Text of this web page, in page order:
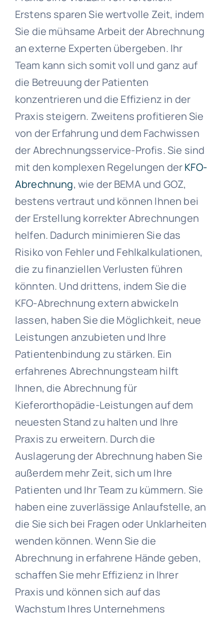
Erstens sparen Sie wertvolle Zeit, indem
Sie die mühsame Arbeit der Abrechnung
an externe Experten übergeben. Ihr
Team kann sich somit voll und ganz auf
die Betreuung der Patienten
konzentrieren und die Effizienz in der
Praxis steigern. Zweitens profitieren Sie
von der Erfahrung und dem Fachwissen
der Abrechnungsservice-Profis. Sie sind
mit den komplexen Regelungen derKFO-
Abrechnung, wie der BEMA und GOZ,
bestens vertraut und können Ihnen bei
der Erstellung korrekter Abrechnungen
helfen. Dadurch minimieren Sie das
Risiko von Fehler und Fehlkalkulationen,
die zu finanziellen Verlusten führen
könnten. Und drittens, indem Sie die
KFO-Abrechnung extern abwickeln
lassen, haben Sie die Möglichkeit, neue
Leistungen anzubieten und Ihre
Patientenbindung zu stärken. Ein
erfahrenes Abrechnungsteam hilft
Ihnen, die Abrechnung für
Kieferorthopädie-Leistungen auf dem
neuesten Stand zu halten und Ihre
Praxis zu erweitern. Durch die
Auslagerung der Abrechnung haben Sie
außerdem mehr Zeit, sich um Ihre
Patienten und Ihr Team zu kümmern. Sie
haben eine zuverlässige Anlaufstelle, an
die Sie sich bei Fragen oder Unklarheiten
wenden können. Wenn Sie die
Abrechnung in erfahrene Hände geben,
schaffen Sie mehr Effizienz in Ihrer
Praxis und können sich auf das
Wachstum Ihres Unternehmens